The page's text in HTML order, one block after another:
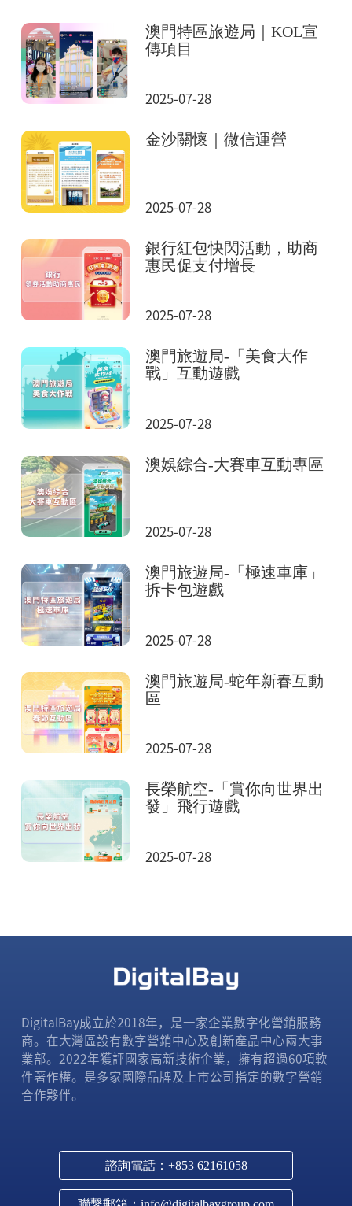
澳門特區旅遊局｜KOL宣
傳項目
2025-07-28
金沙關懷｜微信運營
2025-07-28
銀行紅包快閃活動，助商
惠民促支付增長
2025-07-28
澳門旅遊局-「美食大作
戰」互動遊戲
2025-07-28
澳娛綜合-大賽車互動專區
2025-07-28
澳門旅遊局-「極速車庫」
拆卡包遊戲
2025-07-28
澳門旅遊局-蛇年新春互動
區
2025-07-28
長榮航空-「賞你向世界出
發」飛行遊戲
2025-07-28
DigitalBay成立於2018年，是一家企業數字化營銷服務
商。在大灣區設有數字營銷中心及創新產品中心兩大事
業部。2022年獲評國家高新技術企業，擁有超過60項軟
件著作權。是多家國際品牌及上市公司指定的數字營銷
合作夥伴。
諮詢電話：+853 62161058